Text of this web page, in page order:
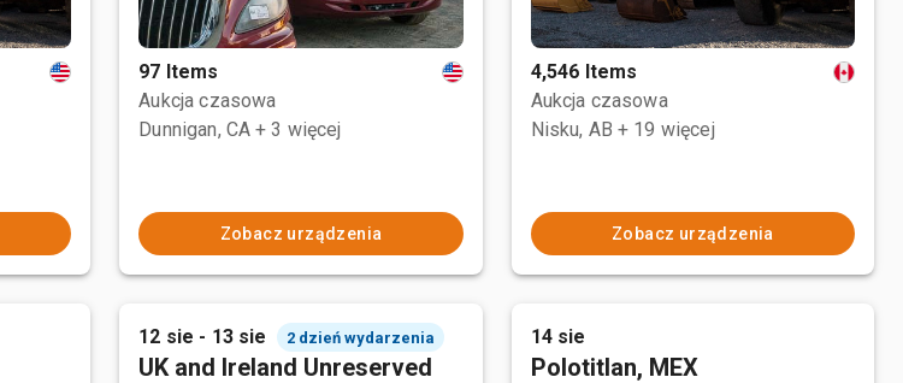
97 Items
Aukcja czasowa
Dunnigan, CA + 3 więcej
Zobacz urządzenia
4,546 Items
Aukcja czasowa
Nisku, AB + 19 więcej
Zobacz urządzenia
12 sie - 13 sie 2 dzień wydarzenia
UK and Ireland Unreserved
14 sie
Polotitlan, MEX